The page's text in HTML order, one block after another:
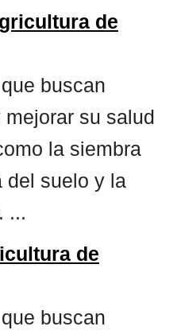
de
buscan
su salud
la siembra
del suelo y la
...
de
buscan